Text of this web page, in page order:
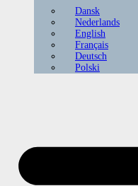
Dansk
Nederlands
English
Français
Deutsch
Polski